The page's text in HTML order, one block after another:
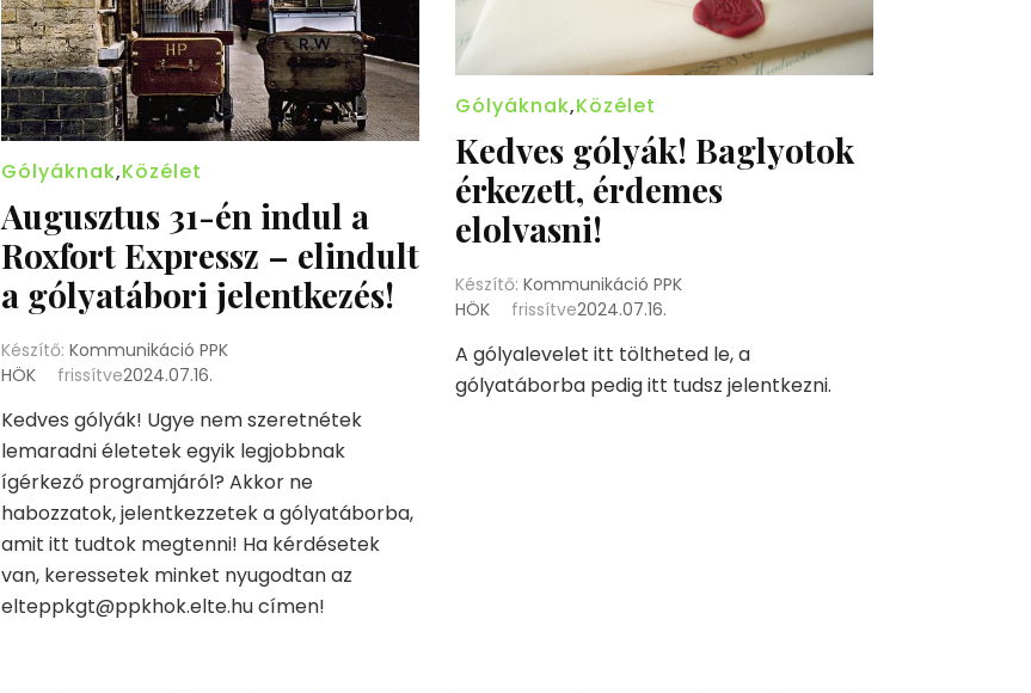
Gólyáknak,Közélet
Augusztus 31-én indul a
Roxfort Expressz – elindult
a gólyatábori jelentkezés!
Készítő: Kommunikáció PPK
HÖK
frissítve2024.07.16.
Kedves gólyák! Ugye nem szeretnétek
lemaradni életetek egyik legjobbnak
ígérkező programjáról? Akkor ne
habozzatok, jelentkezzetek a gólyatáborba,
amit itt tudtok megtenni! Ha kérdésetek
van, keressetek minket nyugodtan az
elteppkgt@ppkhok.elte.hu címen!
Gólyáknak,Közélet
Kedves gólyák! Baglyotok
érkezett, érdemes
elolvasni!
Készítő: Kommunikáció PPK
HÖK
frissítve2024.07.16.
A gólyalevelet itt töltheted le, a
gólyatáborba pedig itt tudsz jelentkezni.